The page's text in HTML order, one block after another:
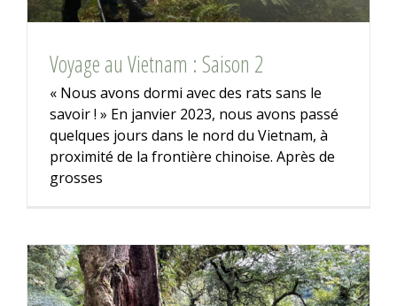
Voyage au Vietnam : Saison 2
« Nous avons dormi avec des rats sans le
savoir ! » En janvier 2023, nous avons passé
quelques jours dans le nord du Vietnam, à
proximité de la frontière chinoise. Après de
grosses